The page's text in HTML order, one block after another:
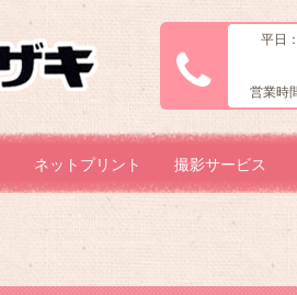
平日
営業時
ネットプリント 撮影サービス